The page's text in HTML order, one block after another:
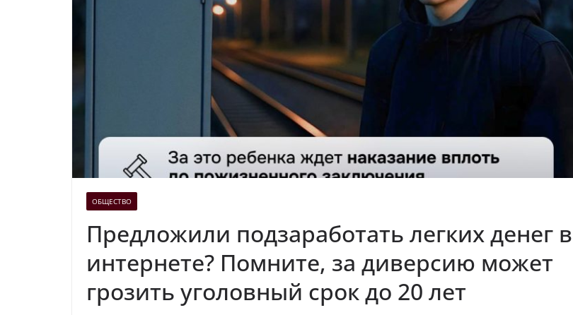
ОБЩЕСТВО
Предложили подзаработать легких денег в
интернете? Помните, за диверсию может
грозить уголовный срок до 20 лет